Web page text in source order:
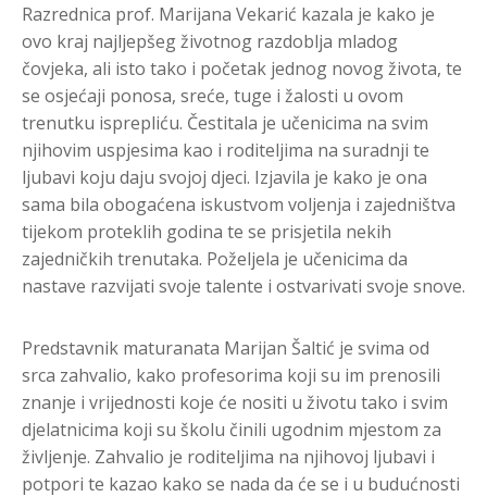
Razrednica prof. Marijana Vekarić kazala je kako je
ovo kraj najljepšeg životnog razdoblja mladog
čovjeka, ali isto tako i početak jednog novog života, te
se osjećaji ponosa, sreće, tuge i žalosti u ovom
trenutku isprepliću. Čestitala je učenicima na svim
njihovim uspjesima kao i roditeljima na suradnji te
ljubavi koju daju svojoj djeci. Izjavila je kako je ona
sama bila obogaćena iskustvom voljenja i zajedništva
tijekom proteklih godina te se prisjetila nekih
zajedničkih trenutaka. Poželjela je učenicima da
nastave razvijati svoje talente i ostvarivati svoje snove.
Predstavnik maturanata Marijan Šaltić je svima od
srca zahvalio, kako profesorima koji su im prenosili
znanje i vrijednosti koje će nositi u životu tako i svim
djelatnicima koji su školu činili ugodnim mjestom za
življenje. Zahvalio je roditeljima na njihovoj ljubavi i
potpori te kazao kako se nada da će se i u budućnosti